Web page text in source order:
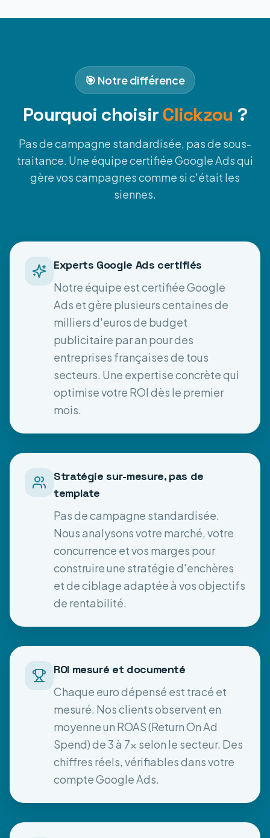
🎯 Notre différence
Pourquoi choisir Clickzou ?
Pas de campagne standardisée, pas de sous-
traitance. Une équipe certifiée Google Ads qui
gère vos campagnes comme si c'était les
siennes.
Experts Google Ads certifiés
Notre équipe est certifiée Google
Ads et gère plusieurs centaines de
milliers d'euros de budget
publicitaire par an pour des
entreprises françaises de tous
secteurs. Une expertise concrète qui
optimise votre ROI dès le premier
mois.
Stratégie sur-mesure, pas de
template
Pas de campagne standardisée.
Nous analysons votre marché, votre
concurrence et vos marges pour
construire une stratégie d'enchères
et de ciblage adaptée à vos objectifs
de rentabilité.
ROI mesuré et documenté
Chaque euro dépensé est tracé et
mesuré. Nos clients observent en
moyenne un ROAS (Return On Ad
Spend) de 3 à 7x selon le secteur. Des
chiffres réels, vérifiables dans votre
compte Google Ads.